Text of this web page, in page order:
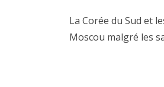
La Corée du Sud et
Moscou malgré les